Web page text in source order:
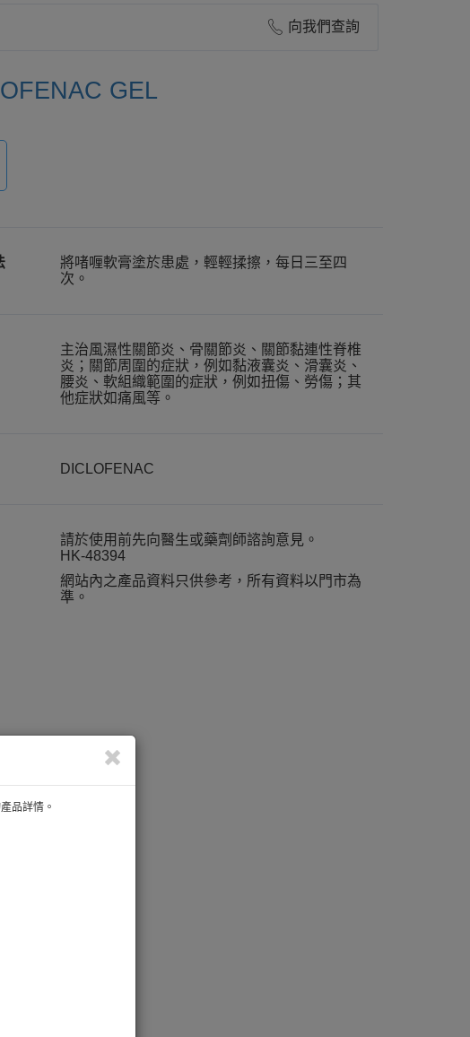
品詳情。
向我們查詢
GEL
將啫喱軟膏塗於患處，輕輕揉擦，每日三至四
次。
主治風濕性關節炎、骨關節炎、關節黏連性脊椎
炎；關節周圍的症狀，例如黏液囊炎、滑囊炎、
腰炎、軟組織範圍的症狀，例如扭傷、勞傷；其
他症狀如痛風等。
DICLOFENAC
請於使用前先向醫生或藥劑師諮詢意見。
HK-48394
網站內之產品資料只供參考，所有資料以門市為
準。